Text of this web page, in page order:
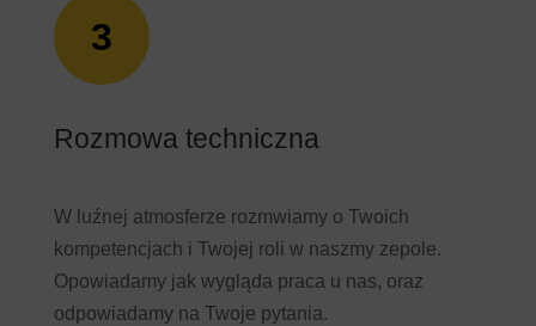
3
Rozmowa techniczna
W luźnej atmosferze rozmwiamy o Twoich
kompetencjach i Twojej roli w naszmy zepole.
Opowiadamy jak wygląda praca u nas, oraz
odpowiadamy na Twoje pytania.